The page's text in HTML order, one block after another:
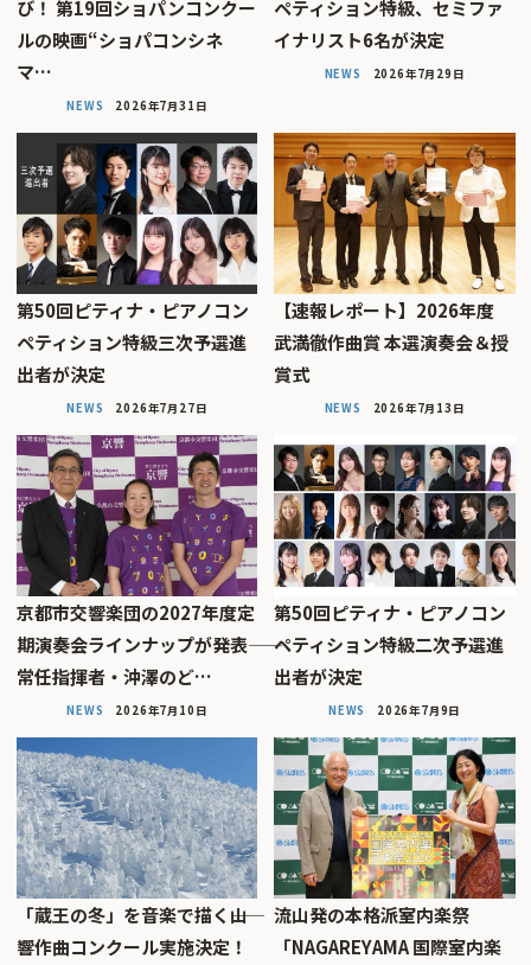
び！ 第19回ショパンコンクー
ルの映画“ショパコンシネ
マ…
NEWS 2026年7月31日
ペティション特級、セミファ
イナリスト6名が決定
NEWS 2026年7月29日
第50回ピティナ・ピアノコン
ペティション特級三次予選進
出者が決定
NEWS 2026年7月27日
【速報レポート】2026年度
武満徹作曲賞 本選演奏会＆授
賞式
NEWS 2026年7月13日
京都市交響楽団の2027年度定
期演奏会ラインナップが発表――
常任指揮者・沖澤のど…
NEWS 2026年7月10日
第50回ピティナ・ピアノコン
ペティション特級二次予選進
出者が決定
NEWS 2026年7月9日
「蔵王の冬」を音楽で描く――山
響作曲コンクール実施決定！
流山発の本格派室内楽祭
「NAGAREYAMA 国際室内楽